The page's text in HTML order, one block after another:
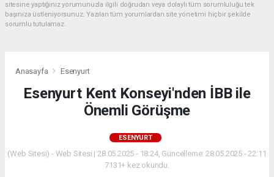
sitesine yaptığınız yorumunuzla ilgili doğrudan veya dolaylı tüm sorumluluğu tek
başınıza üstleniyorsunuz. Yazılan tüm yorumlardan site yönetimi hiçbir şekilde
sorumlu tutulamaz.
Anasayfa Esenyurt
Esenyurt Kent Konseyi'nden İBB ile
Önemli Görüşme
ESENYURT
(Web Sitesi) - Web Sitesi | 28.05.2025 - 18:24, Güncelleme: 28.05.2025 - 22:11
7131+ kez okundu.